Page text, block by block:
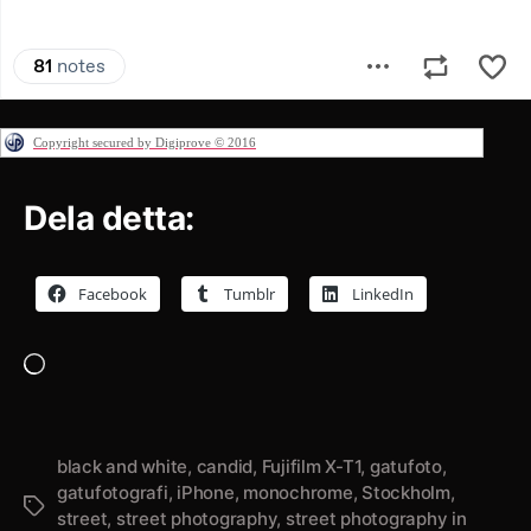
Copyright secured by Digiprove © 2016
Dela detta:
Facebook Tumblr LinkedIn
Etiketter
black and white, candid, Fujifilm X-T1, gatufoto,
gatufotografi, iPhone, monochrome, Stockholm,
street, street photography, street photography in